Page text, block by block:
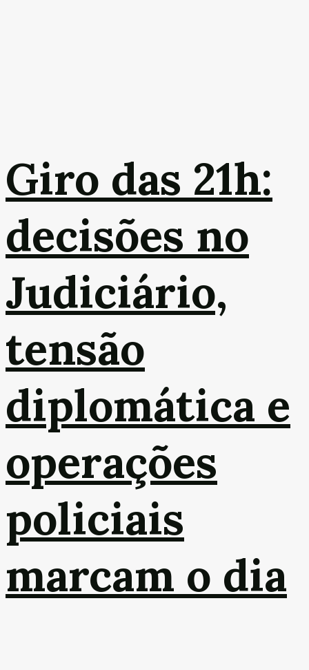
Giro das 21h:
decisões no
Judiciário,
tensão
diplomática e
operações
policiais
marcam o dia